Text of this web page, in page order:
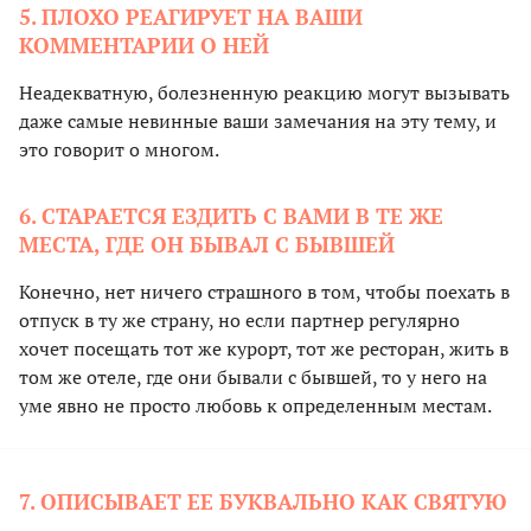
5. ПЛОХО РЕАГИРУЕТ НА ВАШИ
КОММЕНТАРИИ О НЕЙ
Неадекватную, болезненную реакцию могут вызывать
даже самые невинные ваши замечания на эту тему, и
это говорит о многом.
6. СТАРАЕТСЯ ЕЗДИТЬ С ВАМИ В ТЕ ЖЕ
МЕСТА, ГДЕ ОН БЫВАЛ С БЫВШЕЙ
Конечно, нет ничего страшного в том, чтобы поехать в
отпуск в ту же страну, но если партнер регулярно
хочет посещать тот же курорт, тот же ресторан, жить в
том же отеле, где они бывали с бывшей, то у него на
уме явно не просто любовь к определенным местам.
7. ОПИСЫВАЕТ ЕЕ БУКВАЛЬНО КАК СВЯТУЮ